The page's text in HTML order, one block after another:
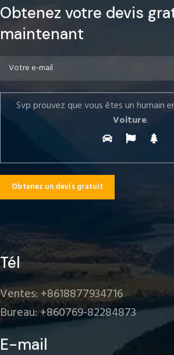
Obtenez votre devis
maintenant
Svp prouvez que vous êtes un humain
Voiture.
Tél
Ventes: +8618877934716
Bureau: +860769-82284873
E-mail